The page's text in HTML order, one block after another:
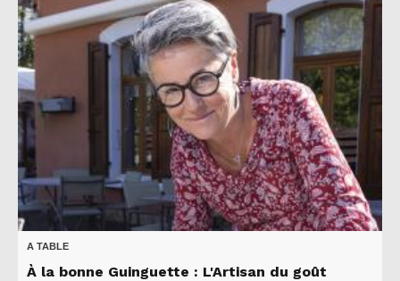
A TABLE
À la bonne Guinguette : L'Artisan du goût